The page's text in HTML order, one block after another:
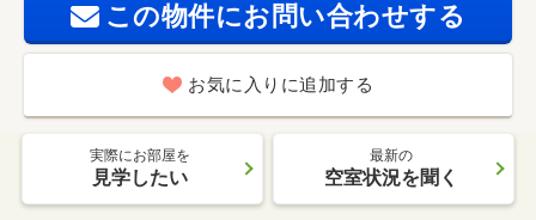
この物件にお問い合わせする
お気に入りに追加する
実際にお部屋を
見学したい
最新の
空室状況を聞く